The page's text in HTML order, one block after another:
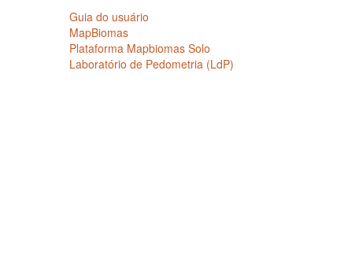
Guia do usuário
MapBiomas
Plataforma Mapbiomas Solo
Laboratório de Pedometria (LdP)